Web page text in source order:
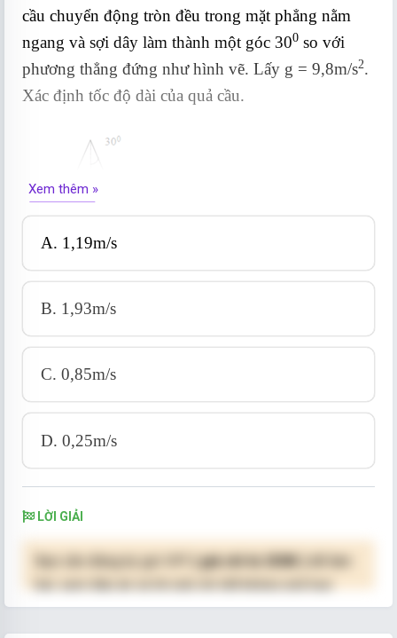
cầu chuyển động tròn đều trong mặt phẳng nằm
ngang và sợi dây làm thành một góc 300 so với
phương thẳng đứng như hình vẽ. Lấy g = 9,8m/s2.
Xác định tốc độ dài của quả cầu.
Xem thêm »
A. 1,19m/s
B. 1,93m/s
C. 0,85m/s
D. 0,25m/s
LỜI GIẢI
( giá chỉ từ 250K )
bài, xem đáp án và lời giải chi tiết không giới hạn.